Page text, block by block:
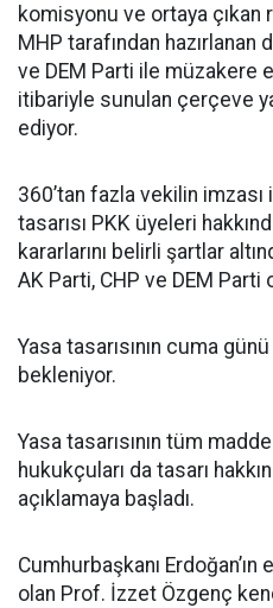
komisyonu ve ortaya çıkan
MHP tarafından hazırlanan
ve DEM Parti ile müzakere
itibariyle sunulan çerçeve
ediyor.
360’tan fazla vekilin
tasarısı PKK üyeleri
kararlarını belirli şartlar
AK Parti, CHP ve DEM Parti
Yasa tasarısının cuma
bekleniyor.
Yasa tasarısının tüm
hukukçuları da tasarı
açıklamaya başladı.
Cumhurbaşkanı Erdoğan’ın
olan Prof. İzzet Özgenç